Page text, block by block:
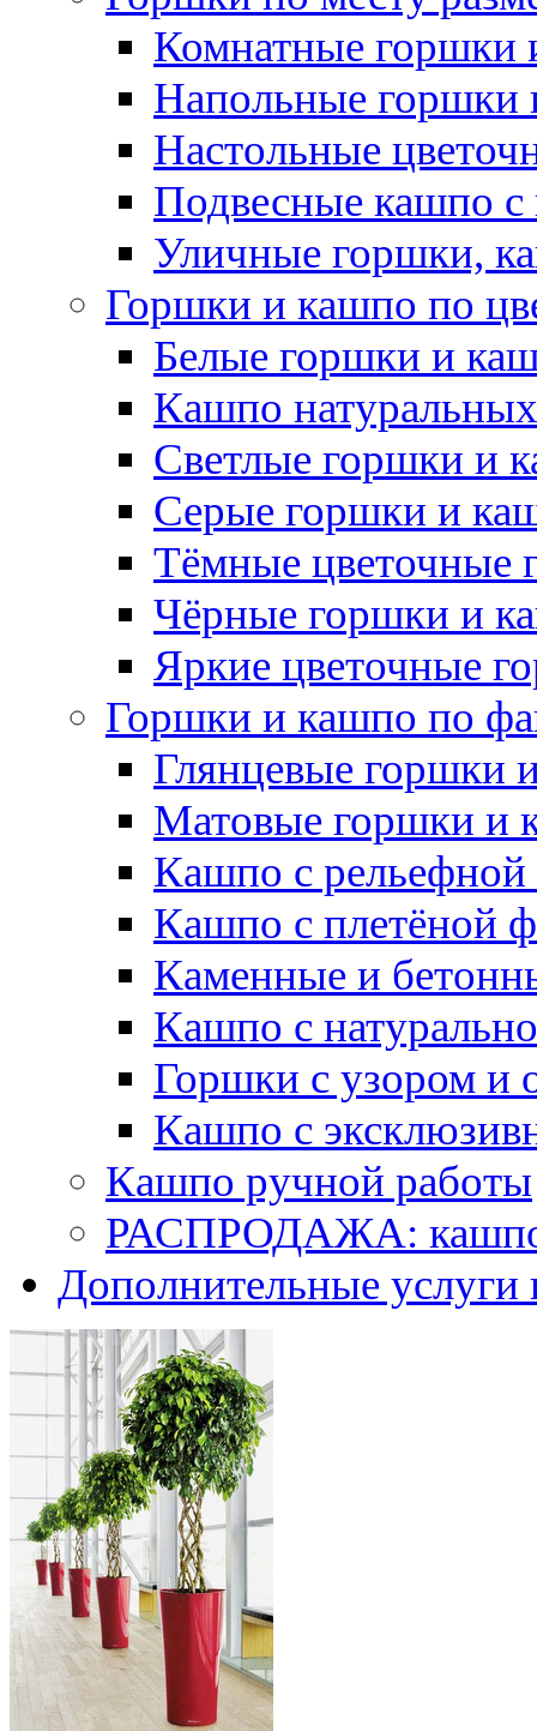
Комнатные горшки
Напольные горшки
Настольные
Подвесные кашпо с
Уличные горшки,
Горшки и кашпо по
Белые горшки и
Кашпо
Светлые горшки и
Серые горшки и
Тёмные цветочные
Чёрные горшки и
Яркие цветочные
Горшки и кашпо по
Глянцевые горшки
Матовые горшки и
Кашпо с рельефной
Кашпо с плетёной
Каменные и
Кашпо с
Горшки с узором и
Кашпо с
Кашпо ручной работы
РАСПРОДАЖА: кашпо
Дополнительные услуги